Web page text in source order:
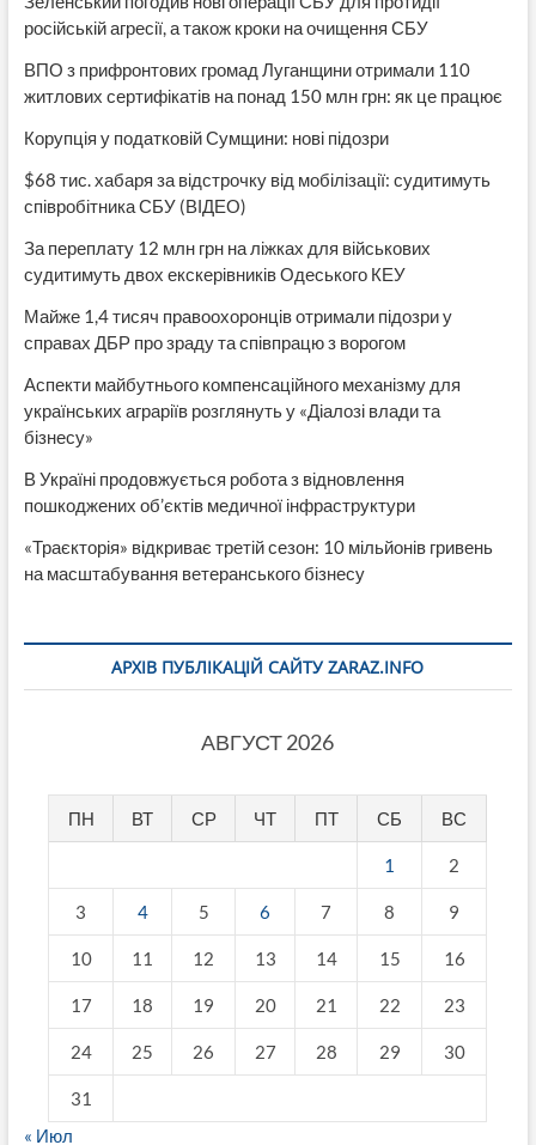
російській агресії, а також кроки на очищення СБУ
ВПО з прифронтових громад Луганщини отримали 110
житлових сертифікатів на понад 150 млн грн: як це працює
Корупція у податковій Сумщини: нові підозри
$68 тис. хабаря за відстрочку від мобілізації: судитимуть
співробітника СБУ (ВІДЕО)
За переплату 12 млн грн на ліжках для військових
судитимуть двох екскерівників Одеського КЕУ
Майже 1,4 тисяч правоохоронців отримали підозри у
справах ДБР про зраду та співпрацю з ворогом
Аспекти майбутнього компенсаційного механізму для
українських аграріїв розглянуть у «Діалозі влади та
бізнесу»
В Україні продовжується робота з відновлення
пошкоджених об’єктів медичної інфраструктури
«Траєкторія» відкриває третій сезон: 10 мільйонів гривень
на масштабування ветеранського бізнесу
АРХІВ ПУБЛІКАЦІЙ САЙТУ ZARAZ.INFO
АВГУСТ 2026
ПН ВТ СР ЧТ ПТ СБ ВС
1 2
3 4 5 6 7 8 9
10 11 12 13 14 15 16
17 18 19 20 21 22 23
24 25 26 27 28 29 30
31
« Июл